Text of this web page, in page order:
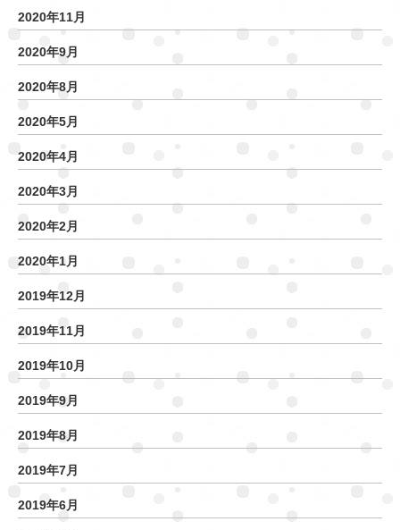
2020年11月
2020年9月
2020年8月
2020年5月
2020年4月
2020年3月
2020年2月
2020年1月
2019年12月
2019年11月
2019年10月
2019年9月
2019年8月
2019年7月
2019年6月